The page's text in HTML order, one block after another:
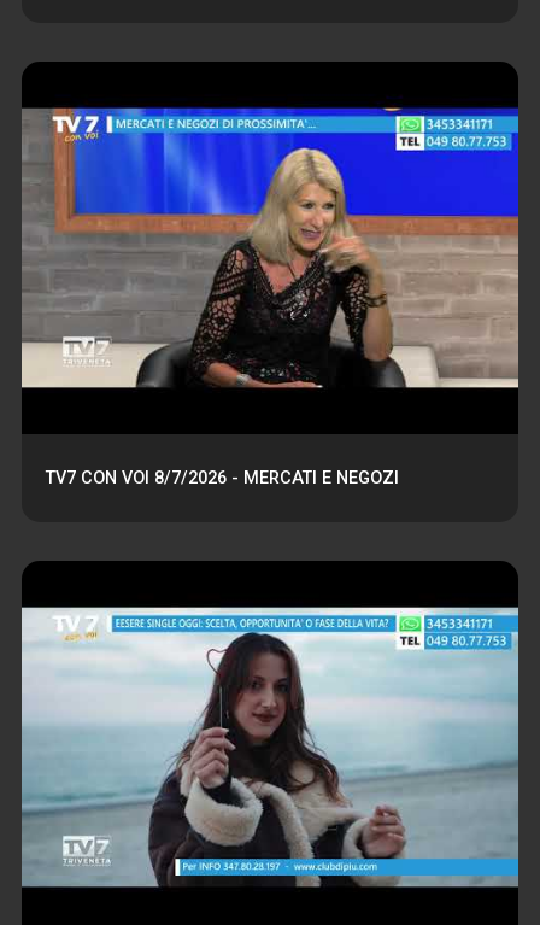
TV7 CON VOI 8/7/2026 - MERCATI E NEGOZI